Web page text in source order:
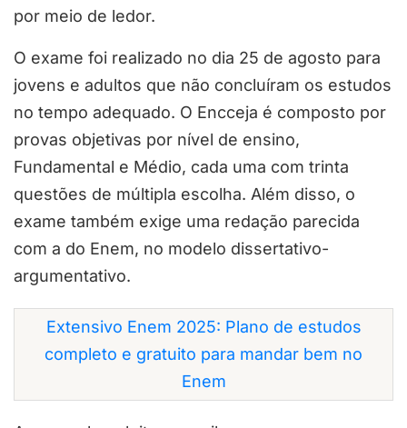
por meio de ledor.
O exame foi realizado no dia 25 de agosto para
jovens e adultos que não concluíram os estudos
no tempo adequado. O Encceja é composto por
provas objetivas por nível de ensino,
Fundamental e Médio, cada uma com trinta
questões de múltipla escolha. Além disso, o
exame também exige uma redação parecida
com a do Enem, no modelo dissertativo-
argumentativo.
Extensivo Enem 2025: Plano de estudos
completo e gratuito para mandar bem no
Enem